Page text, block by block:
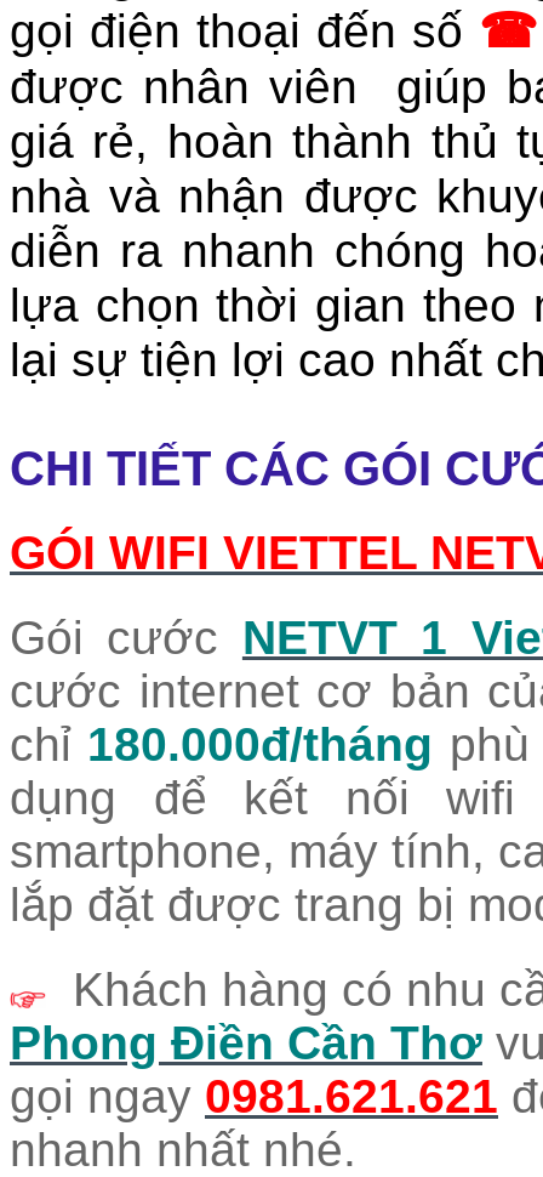
gọi điện thoại đến số
được nhân viên giúp
giá rẻ, hoàn thành thủ
nhà và nhận được
diễn ra nhanh chóng
lựa chọn thời gian theo
lại sự tiện lợi cao nhất
CHI TIẾT CÁC GÓI
GÓI WIFI VIETTEL
Gói cước NETVT 1
cước internet cơ bản
chỉ 180.000đ/tháng
dụng để kết nối
smartphone, máy tính,
lắp đặt được trang bị
Khách hàng có nhu
Phong Điền Cần Thơ
gọi ngay 0981.621.621
nhanh nhất nhé.